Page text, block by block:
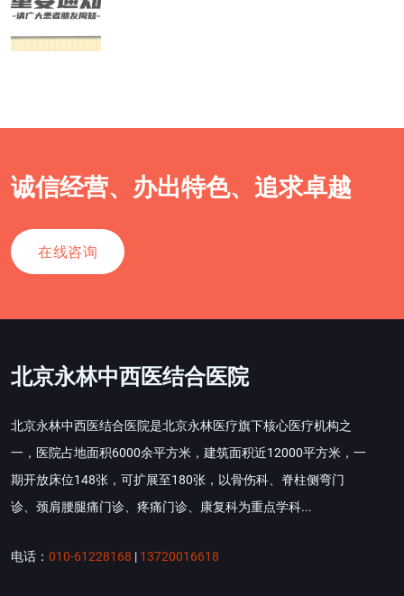
诚信经营、办出特色、追求卓越
在线咨询
北京永林中西医结合医院
北京永林中西医结合医院是北京永林医疗旗下核心医疗机构之
一，医院占地面积6000余平方米，建筑面积近12000平方米，一
期开放床位148张，可扩展至180张，以骨伤科、脊柱侧弯门
诊、颈肩腰腿痛门诊、疼痛门诊、康复科为重点学科...
电话： 010-61228168 | 13720016618